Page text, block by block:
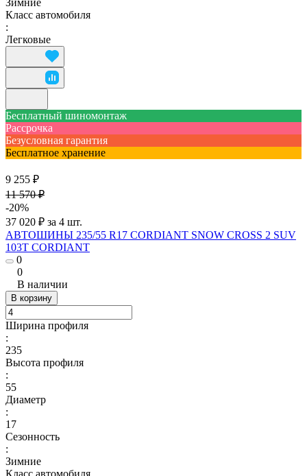
Класс автомобиля
:
Легковые
Бесплатный шиномонтаж
Рассрочка
Безусловная гарантия
Бесплатное хранение
9 255 ₽
11 570 ₽
-20%
37 020 ₽ за 4 шт.
АВТОШИНЫ 235/55 R17 CORDIANT SNOW CROSS 2 SUV
103T CORDIANT
0
0
В наличии
В корзину
Ширина профиля
:
235
Высота профиля
:
55
Диаметр
:
17
Сезонность
:
Зимние
Класс автомобиля